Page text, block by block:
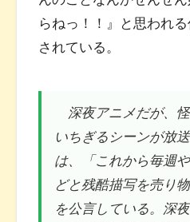
らねっ！！』と思われ
されている。
深夜アニメだが、
いちぎるシーンが放
は、「これから毎週
どと残酷描写を売り
を公言している。深